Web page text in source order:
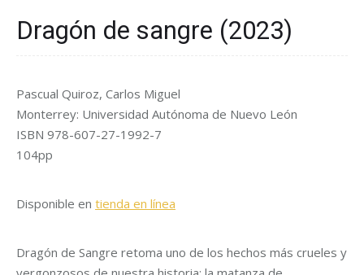
Dragón de sangre (2023)
Pascual Quiroz, Carlos Miguel
Monterrey: Universidad Autónoma de Nuevo León
ISBN 978-607-27-1992-7
104pp
Disponible en tienda en línea
Dragón de Sangre retoma uno de los hechos más crueles y